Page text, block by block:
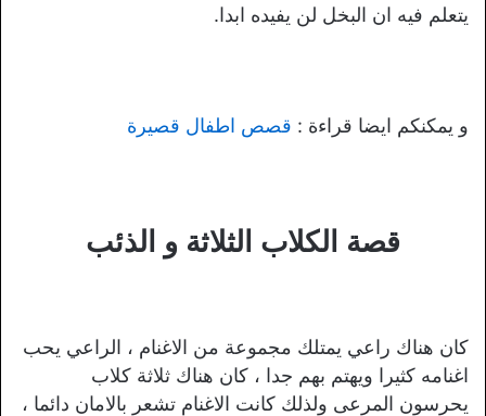
يتعلم فيه ان البخل لن يفيده ابدا.
و يمكنكم ايضا قراءة : قصص اطفال قصيرة
قصة الكلاب الثلاثة و الذئب
كان هناك راعي يمتلك مجموعة من الاغنام ، الراعي يحب
اغنامه كثيرا ويهتم بهم جدا ، كان هناك ثلاثة كلاب
يحرسون المرعى ولذلك كانت الاغنام تشعر بالامان دائما ،